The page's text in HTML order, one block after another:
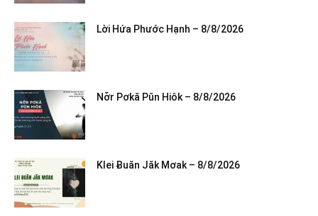
Lời Hứa Phước Hạnh – 8/8/2026
Nơ̆r Pơkă Pŭn Hiôk – 8/8/2026
Klei Ƀuăn Jăk Mơak – 8/8/2026